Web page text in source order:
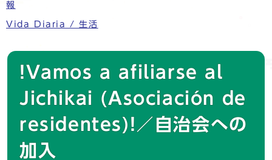
報
Vida Diaria / 生活
!Vamos a afiliarse al
Jichikai (Asociación de
residentes)!／自治会への
加入